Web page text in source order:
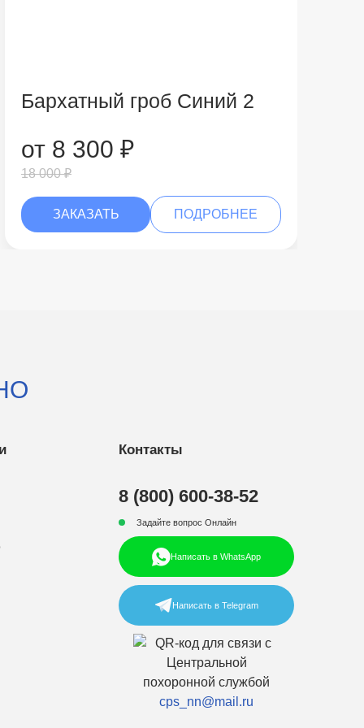
Бархатный гроб Синий 2
от 8 300 ₽
18 000 ₽
ЗАКАЗАТЬ ПОДРОБНЕЕ
Контакты
8 (800) 600-38-52
Задайте вопрос Онлайн
Написать в WhatsApp
Написать в Telegram
cps_nn@mail.ru